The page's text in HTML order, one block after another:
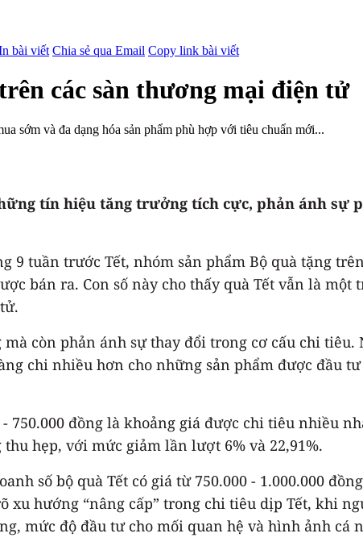
bài viết Chia sẻ qua Email Copy link bài viết
các sàn thương mại điện tử
sớm và đa dạng hóa sản phẩm phù hợp với tiêu chuẩn mới...
tín hiệu tăng trưởng tích cực, phản ánh sự
tuần trước Tết, nhóm sản phẩm Bộ quà tặng
bán ra. Con số này cho thấy quà Tết vẫn là
còn phản ánh sự thay đổi trong cơ cấu chi tiêu.
chi nhiều hơn cho những sản phẩm được đầu
750.000 đồng là khoảng giá được chi tiêu nhiều
hẹp, với mức giảm lần lượt 6% và 22,91%.
số bộ quà Tết có giá từ 750.000 - 1.000.000
xu hướng “nâng cấp” trong chi tiêu dịp Tết, khi
mức độ đầu tư cho mối quan hệ và hình ảnh cá